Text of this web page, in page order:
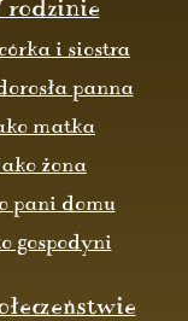
rodzinie
i siostra
panna
matka
żona
pani domu
gospodyni